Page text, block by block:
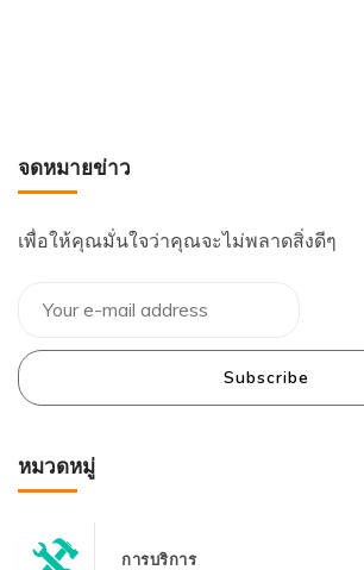
จดหมายข่าว
เพื่อให้คุณมั่นใจว่าคุณจะไม่พลาดสิ่งดีๆ
Subscribe
หมวดหมู่
การบริการ